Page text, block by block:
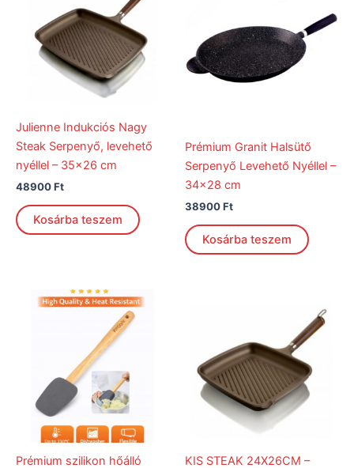
Julienne Indukciós Nagy
Steak Serpenyő, levehető
nyéllel – 35×26 cm
48900Ft
Kosárba teszem
Prémium Granit Halsütő
Serpenyő Levehető Nyéllel –
34×28 cm
38900Ft
Kosárba teszem
Prémium szilikon hőálló
KIS STEAK 24X26CM –